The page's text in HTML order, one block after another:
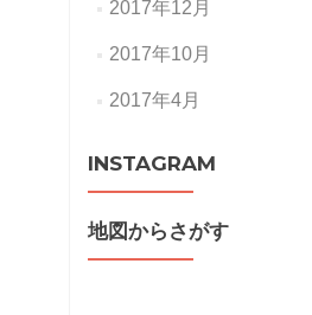
2017年12月
2017年10月
2017年4月
INSTAGRAM
地図からさがす